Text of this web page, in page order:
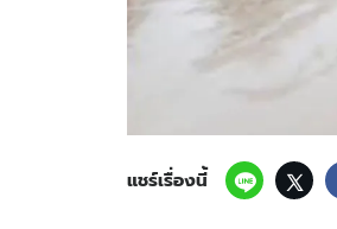
แชร์เรื่องนี้